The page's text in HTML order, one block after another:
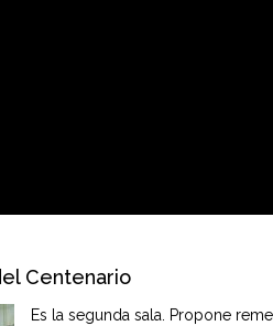
Centenario
Es la segunda sala. Propone